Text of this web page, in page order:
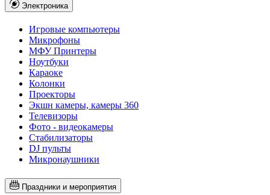
Электроника
Игровые компьютеры
Микрофоны
МФУ Принтеры
Ноутбуки
Караоке
Колонки
Проекторы
Экшн камеры, камеры 360
Телевизоры
Фото - видеокамеры
Стабилизаторы
DJ пульты
Микронаушники
Праздники и мероприятия